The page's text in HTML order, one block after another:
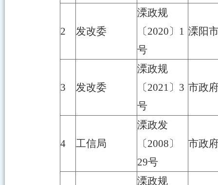
2 发改委
溧政规
〔2020〕1
号
溧阳
3 发改委
溧政规
〔2021〕3
号
市政
4 工信局
溧政发
〔2008〕
29号
市政
溧政规